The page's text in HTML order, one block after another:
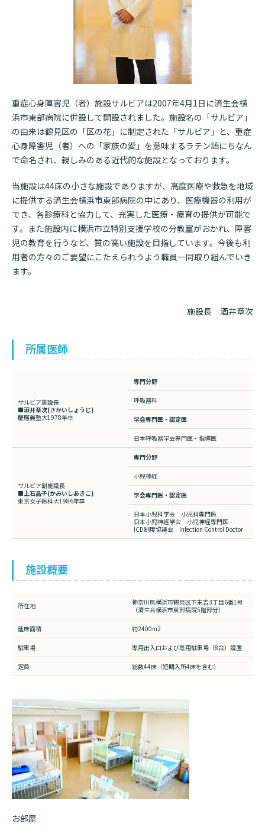
無料低額診療のご案内
東部病院の就労支援サービス
診断書等文書のお申込みについて
診療記録（カルテ）の開示について
よくあるご質問
取材の申し込み プライバシーポリシー
重症心身障害児（者）施設サルビアは2007年4月1日に済生会横
浜市東部病院に併設して開設されました。施設名の「サルビア」
の由来は鶴見区の「区の花」に制定された「サルビア」と、重症
心身障害児（者）への「家族の愛」を意味するラテン語にちなん
で命名され、親しみのある近代的な施設となっております。
当施設は44床の小さな施設でありますが、高度医療や救急を地域
に提供する済生会横浜市東部病院の中にあり、医療機器の利用が
でき、各診療科と協力して、充実した医療・療育の提供が可能で
す。また施設内に横浜市立特別支援学校の分教室がおかれ、障害
児の教育を行うなど、質の高い施設を目指しています。今後も利
用者の方々のご要望にこたえられうよう職員一同取り組んでいき
ます。
施設長 酒井章次
所属医師
サルビア施設長
■酒井章次(さかいしょうじ)
慶應義塾大1978年卒
専門分野
呼吸器科
学会専門医・認定医
日本呼吸器学会専門医・指導医
サルビア副施設長
■上石晶子(かみいしあきこ)
東京女子医科大1986年卒
専門分野
小児神経
学会専門医・認定医
日本小児科学会 小児科専門医
日本小児神経学会 小児神経専門医
ICD制度協議会 Infection Control Doctor
施設概要
所在地
神奈川県横浜市鶴見区下末吉3丁目6番1号
（済生会横浜市東部病院5階部分）
延床面積 約2400m2
駐車場 専用出入口および専用駐車場（8台）設置
定員 総数44床（短期入所4床を含む）
お部屋